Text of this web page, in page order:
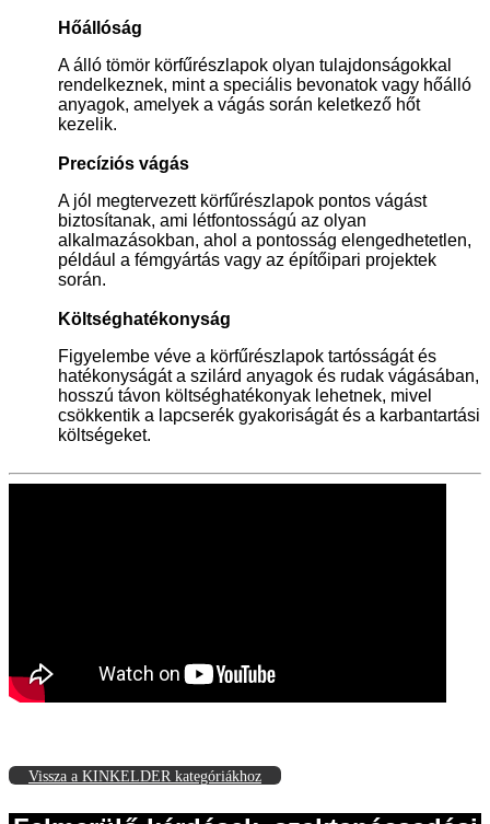
Hőállóság
A álló tömör körfűrészlapok olyan tulajdonságokkal
rendelkeznek, mint a speciális bevonatok vagy hőálló
anyagok, amelyek a vágás során keletkező hőt
kezelik.
Precíziós vágás
A jól megtervezett körfűrészlapok pontos vágást
biztosítanak, ami létfontosságú az olyan
alkalmazásokban, ahol a pontosság elengedhetetlen,
például a fémgyártás vagy az építőipari projektek
során.
Költséghatékonyság
Figyelembe véve a körfűrészlapok tartósságát és
hatékonyságát a szilárd anyagok és rudak vágásában,
hosszú távon költséghatékonyak lehetnek, mivel
csökkentik a lapcserék gyakoriságát és a karbantartási
költségeket.
Vissza a KINKELDER kategóriákhoz